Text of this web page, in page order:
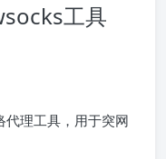
工具
理工具，用于突网